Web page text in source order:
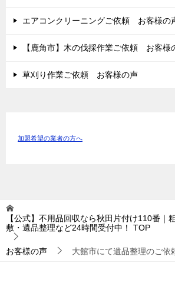
エアコンクリーニングご依頼 お客様の
【鹿角市】木の伐採作業ご依頼 お客様
草刈り作業ご依頼 お客様の声
加盟希望の業者の方へ
【公式】不用品回収なら秋田片付け110番｜
敷・遺品整理など24時間受付中！
TOP
お客様の声 大館市にて遺品整理のご